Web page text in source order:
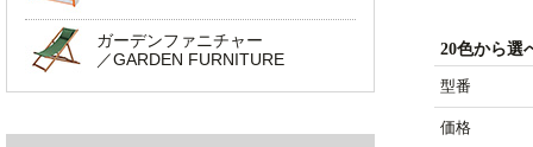
20色から選
型番
価格
ガーデンファニチャー
／GARDEN FURNITURE